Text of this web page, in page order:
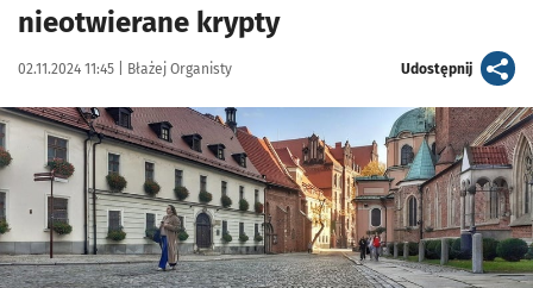
nieotwierane krypty
Data publikacji:
02.11.2024 11:45 | Autor:
Błażej Organisty Udostępnijartykuł
Kliknij, aby zobaczyć galerię